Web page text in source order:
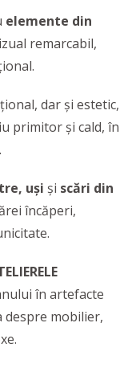
elemente din
remarcabil,
dar şi estetic,
primitor şi cald, în
uși și scări din
încăperi,
în artefacte
despre mobilier,